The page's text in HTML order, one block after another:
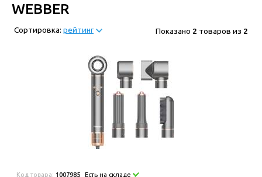
WEBBER
Сортировка: рейтинг Показано 2 товаров из 2
Код товара: 1007985 Есть на складе